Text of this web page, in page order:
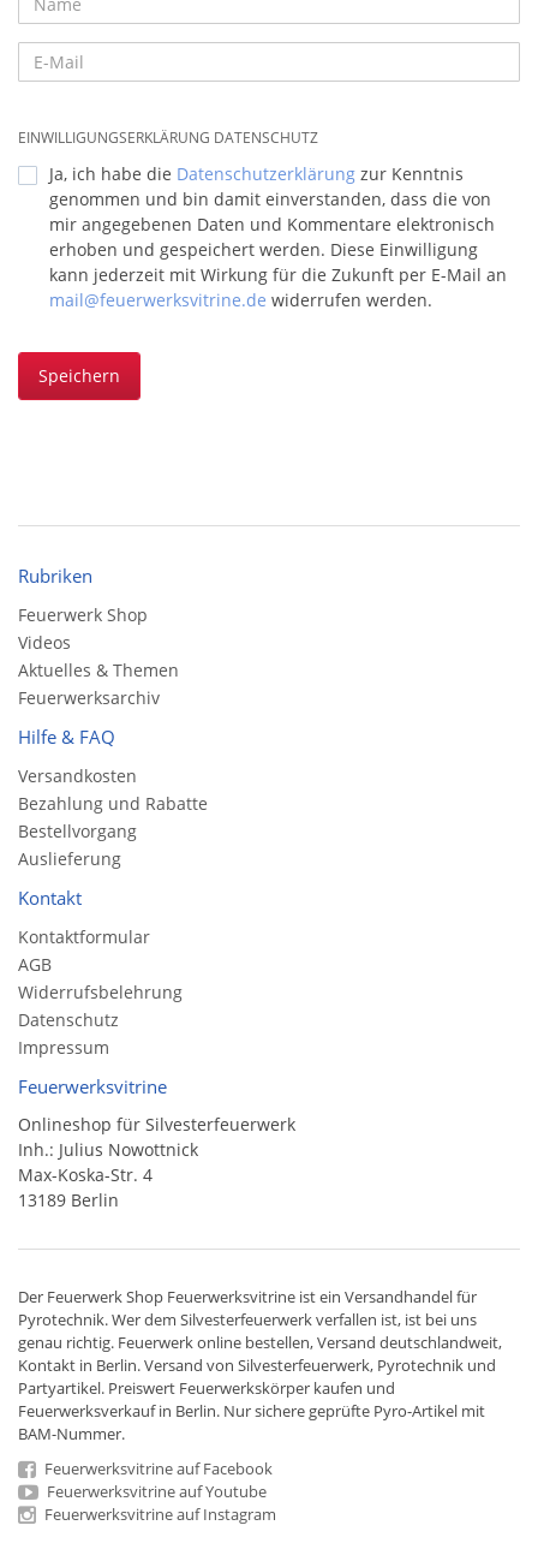
EINWILLIGUNGSERKLÄRUNG DATENSCHUTZ
Ja, ich habe die Datenschutzerklärung zur Kenntnis
genommen und bin damit einverstanden, dass die von
mir angegebenen Daten und Kommentare elektronisch
erhoben und gespeichert werden. Diese Einwilligung
kann jederzeit mit Wirkung für die Zukunft per E-Mail an
mail@feuerwerksvitrine.de widerrufen werden.
Speichern
Rubriken
Feuerwerk Shop
Videos
Aktuelles & Themen
Feuerwerksarchiv
Hilfe & FAQ
Versandkosten
Bezahlung und Rabatte
Bestellvorgang
Auslieferung
Kontakt
Kontaktformular
AGB
Widerrufsbelehrung
Datenschutz
Impressum
Feuerwerksvitrine
Onlineshop für Silvesterfeuerwerk
Inh.: Julius Nowottnick
Max-Koska-Str. 4
13189 Berlin
Der Feuerwerk Shop Feuerwerksvitrine ist ein Versandhandelfür
Pyrotechnik. Wer dem Silvesterfeuerwerk verfallen ist, ist bei uns
genau richtig. Feuerwerk online bestellen,Versand deutschlandweit,
Kontakt in Berlin. Versand von Silvesterfeuerwerk, Pyrotechnik und
Partyartikel. Preiswert Feuerwerkskörper kaufen und
Feuerwerksverkauf in Berlin. Nur sichere geprüfte Pyro-Artikel mit
BAM-Nummer.
Feuerwerksvitrine auf Facebook
Feuerwerksvitrine auf Youtube
Feuerwerksvitrine auf Instagram